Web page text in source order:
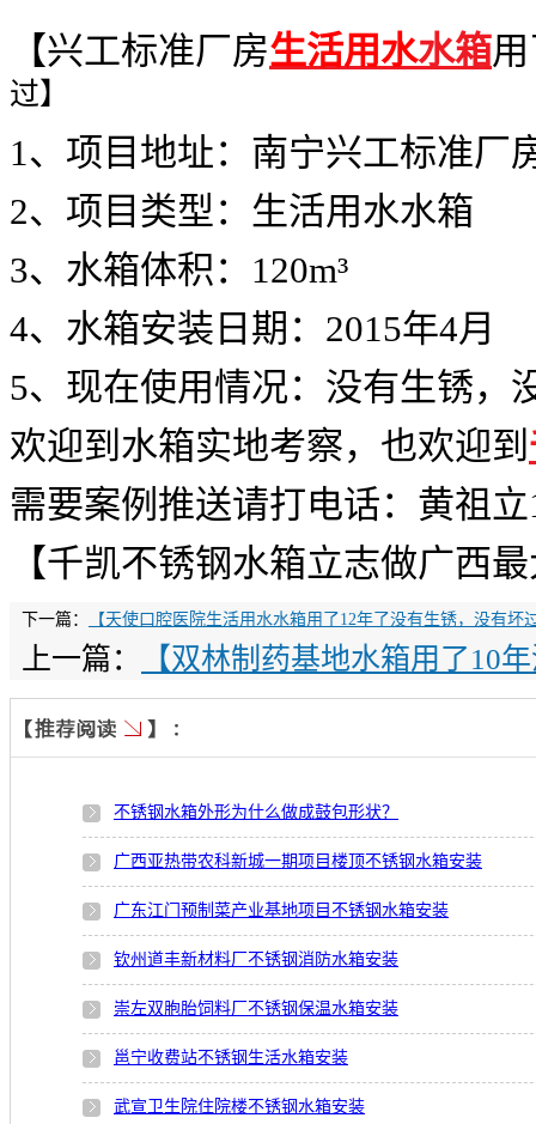
【兴工标准厂房生活用水水箱
过】
1、项目地址：南宁兴工标准厂
2、项目类型：生活用水水箱
3、水箱体积：120m³
4、水箱安装日期：2015年4月
5、现在使用情况：没有生锈，
欢迎到水箱实地考察，也欢迎到
需要案例推送请打电话： 黄祖立
【千凯不锈钢水箱立志做广西
下一篇： 【天使口腔医院生活用水水箱用了12年了没有生锈，没有坏
上一篇： 【双林制药基地水箱用了10
不锈钢水箱外形为什么做成鼓包形状？
广西亚热带农科新城一期项目楼顶不锈钢水箱安装
广东江门预制菜产业基地项目不锈钢水箱安装
钦州道丰新材料厂不锈钢消防水箱安装
崇左双胞胎饲料厂不锈钢保温水箱安装
邕宁收费站不锈钢生活水箱安装
武宣卫生院住院楼不锈钢水箱安装